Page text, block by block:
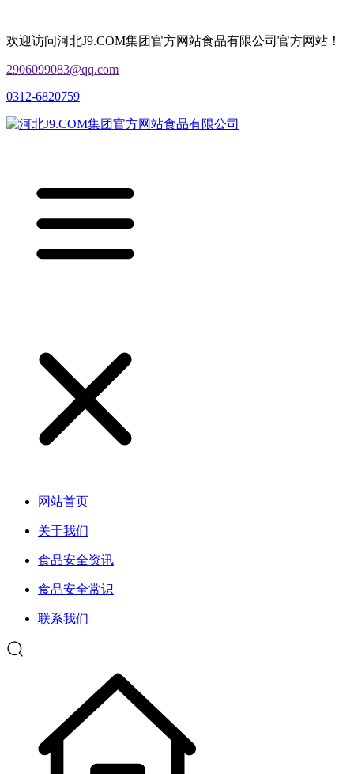
欢迎访问河北J9.COM集团官方网站食品有限公司官方网站！
2906099083@qq.com
0312-6820759
网站首页
关于我们
食品安全资讯
食品安全常识
联系我们